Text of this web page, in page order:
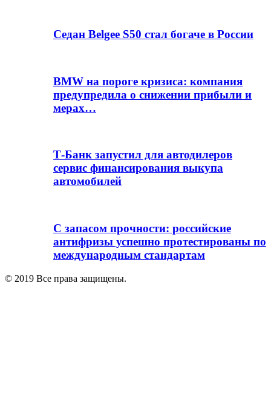
Седан Belgee S50 стал богаче в России
BMW на пороге кризиса: компания
предупредила о снижении прибыли и
мерах…
Т-Банк запустил для автодилеров
сервис финансирования выкупа
автомобилей
С запасом прочности: российские
антифризы успешно протестированы по
международным стандартам
© 2019 Все права защищены.